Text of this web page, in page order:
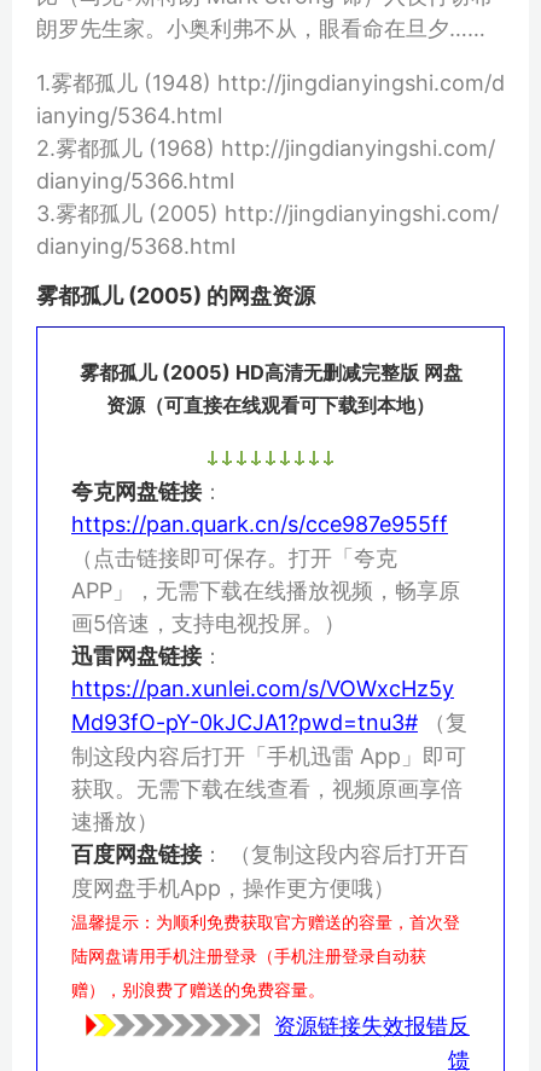
朗罗先生家。小奥利弗不从，眼看命在旦夕……
1.雾都孤儿 (1948) http://jingdianyingshi.com/d
ianying/5364.html
2.雾都孤儿 (1968) http://jingdianyingshi.com/
dianying/5366.html
3.雾都孤儿 (2005) http://jingdianyingshi.com/
dianying/5368.html
雾都孤儿 (2005) 的网盘资源
雾都孤儿 (2005) HD高清无删减完整版 网盘
资源（可直接在线观看可下载到本地）
夸克网盘链接：
https://pan.quark.cn/s/cce987e955ff
（点击链接即可保存。打开「夸克
APP」，无需下载在线播放视频，畅享原
画5倍速，支持电视投屏。）
迅雷网盘链接：
https://pan.xunlei.com/s/VOWxcHz5y
Md93fO-pY-0kJCJA1?pwd=tnu3# （复
制这段内容后打开「手机迅雷 App」即可
获取。无需下载在线查看，视频原画享倍
速播放）
百度网盘链接：
（复制这段内容后打开百
度网盘手机App，操作更方便哦）
温馨提示：为顺利免费获取官方赠送的容量，首次登
陆网盘请用手机注册登录（手机注册登录自动获
赠），别浪费了赠送的免费容量。
资源链接失效报错反
馈